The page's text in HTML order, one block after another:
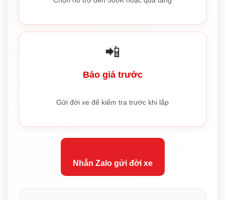
📲
Báo giá trước
Gửi đời xe để kiểm tra trước khi lắp
Nhắn Zalo gửi đời xe